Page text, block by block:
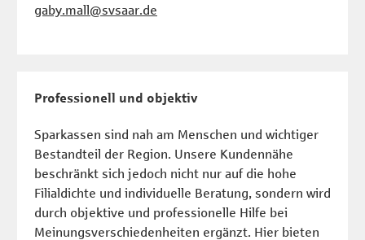
gaby.mall@svsaar.de
Professionell und objektiv
Sparkassen sind nah am Menschen und wichtiger
Bestandteil der Region. Unsere Kundennähe
beschränkt sich jedoch nicht nur auf die hohe
Filialdichte und individuelle Beratung, sondern wird
durch objektive und professionelle Hilfe bei
Meinungsverschiedenheiten ergänzt. Hier bieten